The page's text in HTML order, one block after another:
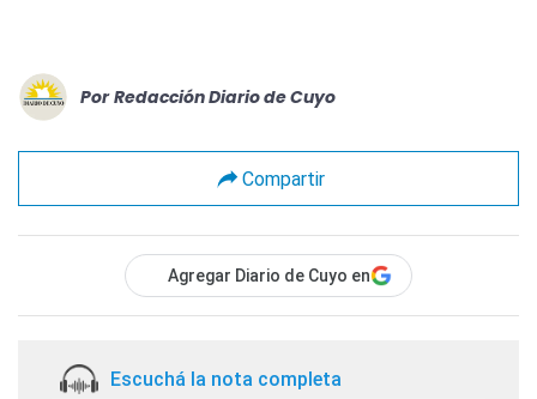
Por Redacción Diario de Cuyo
Compartir
Agregar Diario de Cuyo en
Escuchá la nota completa